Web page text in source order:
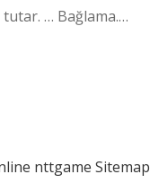
… Bağlama.…
nttgame Sitemap